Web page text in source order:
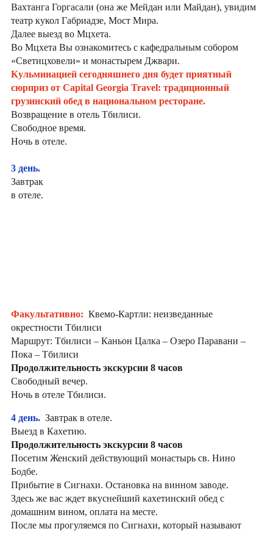
Вахтанга Горгасали (она же Мейдан или Майдан), увидим
театр кукол Габриадзе, Мост Мира.
Далее выезд во Мцхета.
Во Мцхета Вы ознакомитесь с кафедральным собором
«Светицховели» и монастырем Джвари.
Кульминацией сегодняшнего дня будет приятный
сюрприз от Capital Georgia Travel: традиционный
грузинский обед в национальном ресторане.
Возвращение в отель Тбилиси.
Свободное время.
Ночь в отеле.
3 день.
Завтрак
в отеле.
Факультативно: Квемо-Картли: неизведанные
окрестности Тбилиси
Маршрут: Тбилиси – Каньон Цалка – Озеро Паравани –
Пока – Тбилиси
Продолжительность экскурсии 8 часов
Свободный вечер.
Ночь в отеле Тбилиси.
4 день. Завтрак в отеле.
Выезд в Кахетию.
Продолжительность экскурсии 8 часов
Посетим Женский действующий монастырь св. Нино
Бодбе.
Прибытие в Сигнахи. Остановка на винном заводе.
Здесь же вас ждет вкуснейший кахетинский обед с
домашним вином, оплата на месте.
После мы прогуляемся по Сигнахи, который называют